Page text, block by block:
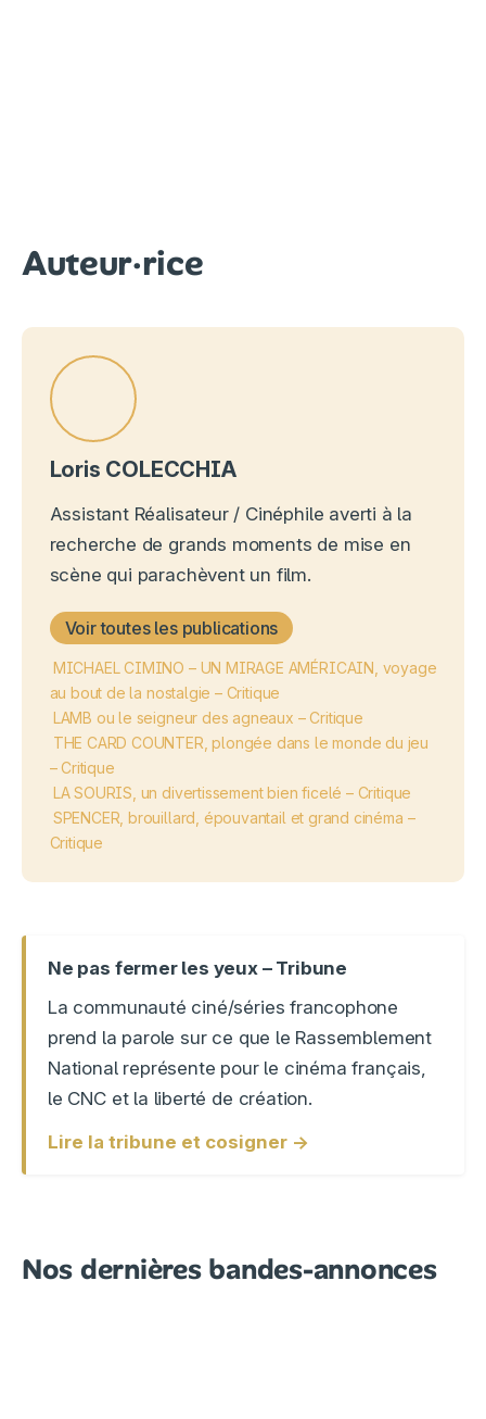
Auteur·rice
Loris COLECCHIA
Assistant Réalisateur / Cinéphile averti à la
recherche de grands moments de mise en
scène qui parachèvent un film.
Voir toutes les publications
MICHAEL CIMINO – UN MIRAGE AMÉRICAIN, voyage
au bout de la nostalgie – Critique
LAMB ou le seigneur des agneaux – Critique
THE CARD COUNTER, plongée dans le monde du jeu
– Critique
LA SOURIS, un divertissement bien ficelé – Critique
SPENCER, brouillard, épouvantail et grand cinéma –
Critique
Ne pas fermer les yeux – Tribune
La communauté ciné/séries francophone
prend la parole sur ce que le Rassemblement
National représente pour le cinéma français,
le CNC et la liberté de création.
Lire la tribune et cosigner →
Nos dernières bandes-annonces